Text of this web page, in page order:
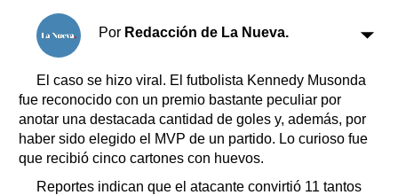
Por Redacción de La Nueva.
El caso se hizo viral. El futbolista Kennedy Musonda
fue reconocido con un premio bastante peculiar por
anotar una destacada cantidad de goles y, además, por
haber sido elegido el MVP de un partido. Lo curioso fue
que recibió cinco cartones con huevos.
Reportes indican que el atacante convirtió 11 tantos